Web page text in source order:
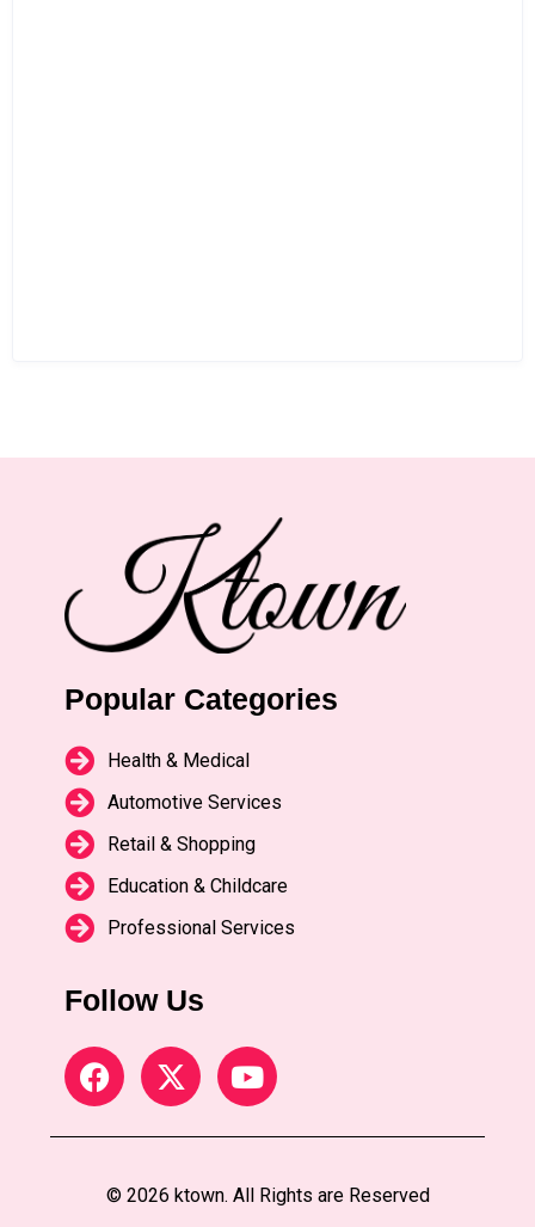
Popular Categories
Health & Medical
Automotive Services
Retail & Shopping
Education & Childcare
Professional Services
Follow Us
© 2026 ktown. All Rights are Reserved